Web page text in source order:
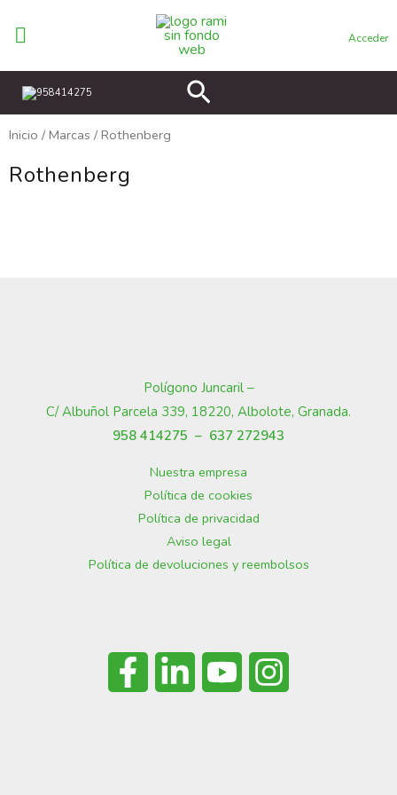
Acceder
958414275 Buscar
Inicio / Marcas / Rothenberg
Rothenberg
Polígono Juncaril –
C/ Albuñol Parcela 339, 18220, Albolote, Granada.
958 414275 – 637 272943
Nuestra empresa
Política de cookies
Política de privacidad
Aviso legal
Política de devoluciones y reembolsos